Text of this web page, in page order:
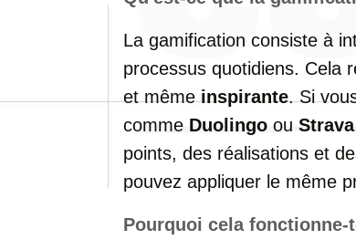
La gamification consiste à
processus quotidiens. Cela
et mêmeinspirante. Si
comme Duolingo ou Strava
points, des réalisations et
pouvez appliquer le même
Pourquoi cela fonctionne-